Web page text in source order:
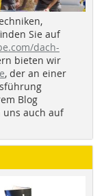
Sie auf
dach-
bieten wir
, der an einer
Blog
uns auch auf